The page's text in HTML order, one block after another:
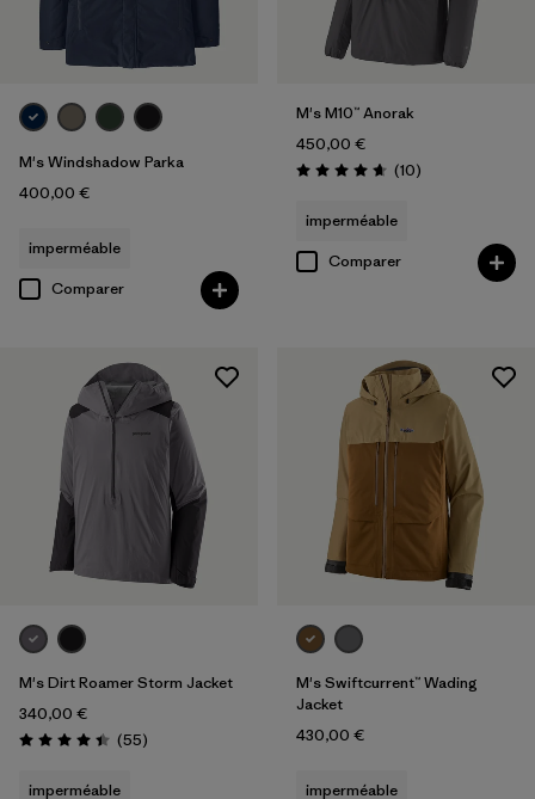
M's Windshadow Parka
400,00 €
imperméable
Comparer
M's M10™ Anorak
450,00 €
Évaluation: 4.7 / 5
(10Avis
)
imperméable
Comparer
M's Dirt Roamer Storm Jacket
340,00 €
Évaluation: 4.4 / 5
(55Avis
)
imperméable
M's Swiftcurrent™ Wading
Jacket
430,00 €
imperméable